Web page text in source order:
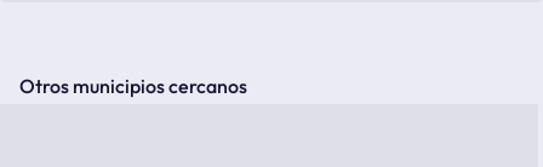
Otros municipios cercanos